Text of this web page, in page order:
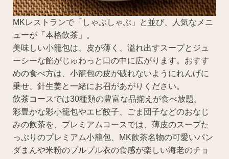
MKレストランで「しゃぶしゃぶ」と並び、人気なメニ
ューが「本格飲茶」。
美味しい小籠包は、皮が薄く、溢れ出すスープとジュ
ーシーな餡がじゅわっと口の中に広がります。おすす
めの食べ方は、小籠包の皮が破れないようにれんげに
乗せ、針生姜と一緒にお召があがりください。
飲茶コースでは30種類の豊富な品揃えが食べ放題。
彩豊かな彩小籠包やエビ餃子、ごま団子などのおなじ
みの飲茶を、プレミアムコースでは、薄皮のスープた
っぷりのプレミアム小籠包、MK飲茶名物の可愛いパン
ダまんや米粉のプルプル衣の食感が楽しい海老のチョ